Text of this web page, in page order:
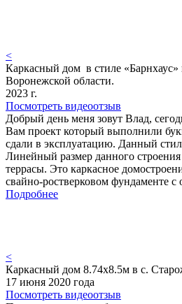
<
Каркасный дом в стиле
Воронежской области.
2023 г.
Посмотреть видеоотзыв
Добрый день меня зовут Влад,
Вам проект который выполнили
сдали в эксплуатацию. Данный
Линейный размер данного
террасы. Это каркасное
свайно-ростверковом фундаменте
Подробнее
<
Каркасный дом 8.74х8.5м в с.
17 июня 2020 года
Посмотреть видеоотзыв